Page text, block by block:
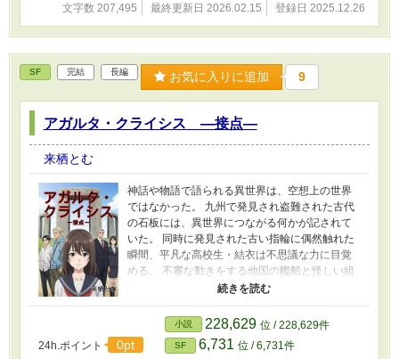
文字数 207,495 最終更新日 2026.02.15 登録日 2025.12.26
SF 完結 長編 お気に入りに追加 9
アガルタ・クライシス ―接点―
来栖とむ
神話や物語で語られる異世界は、空想上の世界
ではなかった。 九州で発見され盗難された古代
の石板には、異世界につながる何かが記されて
いた。 同時に発見された古い指輪に偶然触れた
瞬間、平凡な高校生・結衣は不思議な力に目覚
める。 不審な動きをする他国の艦船と怪しい組
織。そんな中、異世界からの来訪者が現れる。
政府の秘密組織も行動を開始する。 古代から権
力者たちによって秘密にされてきた異世界との
関係。地球とアガルタ、二つの世界を巻き込む
陰謀の渦中で、古代の謎が解き明かされてい
24h.ポイント 0pt
小説 228,629 位 / 228,629件
SF 6,731 位 / 6,731件